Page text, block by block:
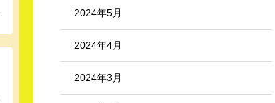
2024年5月
2024年4月
2024年3月